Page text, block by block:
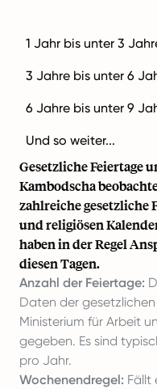
1 Jahr bis unter 3
3 Jahre bis unter 6
6 Jahre bis unter 9
Und so weiter...
Gesetzliche Feiertage
Kambodscha
zahlreiche gesetzliche
und religiösen
haben in der Regel
diesen Tagen.
Anzahl der Feiertage:
Daten der
Ministerium für Arbeit
gegeben. Es sind
pro Jahr.
Wochenendregel: Fällt